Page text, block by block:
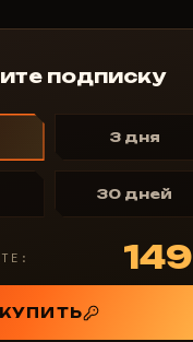
подписку
3 дня
30 дней
149
КУПИТЬ